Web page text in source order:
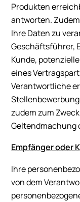
Produkten
antworten.
Ihre Daten zu
Geschäftsführer,
Kunde,
eines
Verantwortliche
zudem zum
Geltendmachung
Empfänger oder
Ihre
von dem